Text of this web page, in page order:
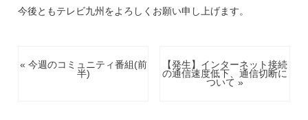
今後ともテレビ九州をよろしくお願い申し上げます。
« 今週のコミュニティ番組(前
半)
【発生】インターネット接続
の通信速度低下、通信切断に
ついて »